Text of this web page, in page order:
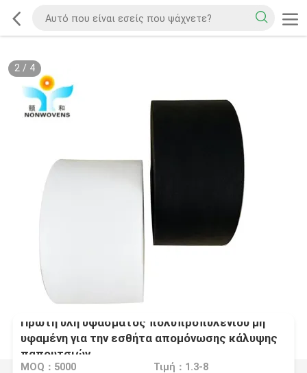
2/ 4
Πρώτη ύλη υφάσματος πολυπροπυλενίου μη
υφαμένη για την εσθήτα απομόνωσης κάλυψης
παπουτσιών
MOQ：5000 Τιμή：1.3-8